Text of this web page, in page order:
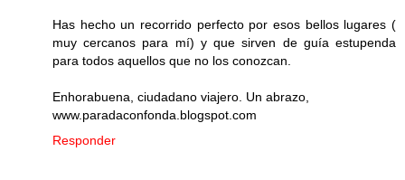
Has hecho un recorrido perfecto por esos bellos lugares (
muy cercanos para mí) y que sirven de guía estupenda
para todos aquellos que no los conozcan.
Enhorabuena, ciudadano viajero. Un abrazo,
www.paradaconfonda.blogspot.com
Responder